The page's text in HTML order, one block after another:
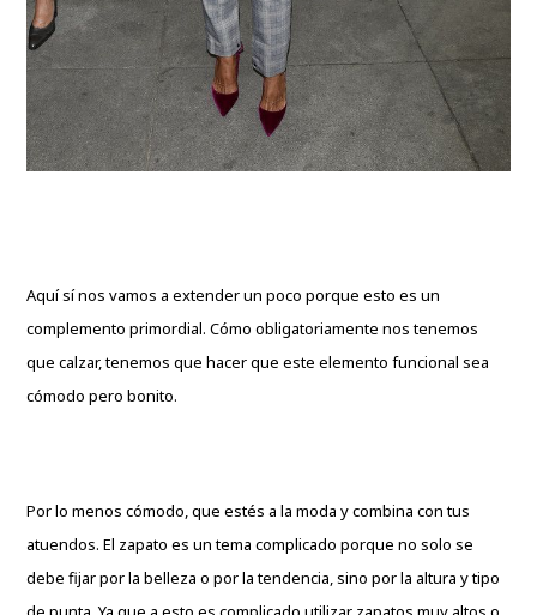
Aquí sí nos vamos a extender un poco porque esto es un
complemento primordial. Cómo obligatoriamente nos tenemos
que calzar, tenemos que hacer que este elemento funcional sea
cómodo pero bonito.
Por lo menos cómodo, que estés a la moda y combina con tus
atuendos. El zapato es un tema complicado porque no solo se
debe fijar por la belleza o por la tendencia, sino por la altura y tipo